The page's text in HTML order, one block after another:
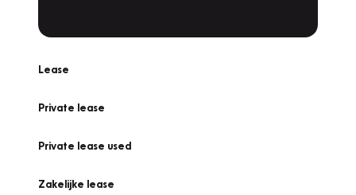
Lease
Private lease
Private lease used
Zakelijke lease